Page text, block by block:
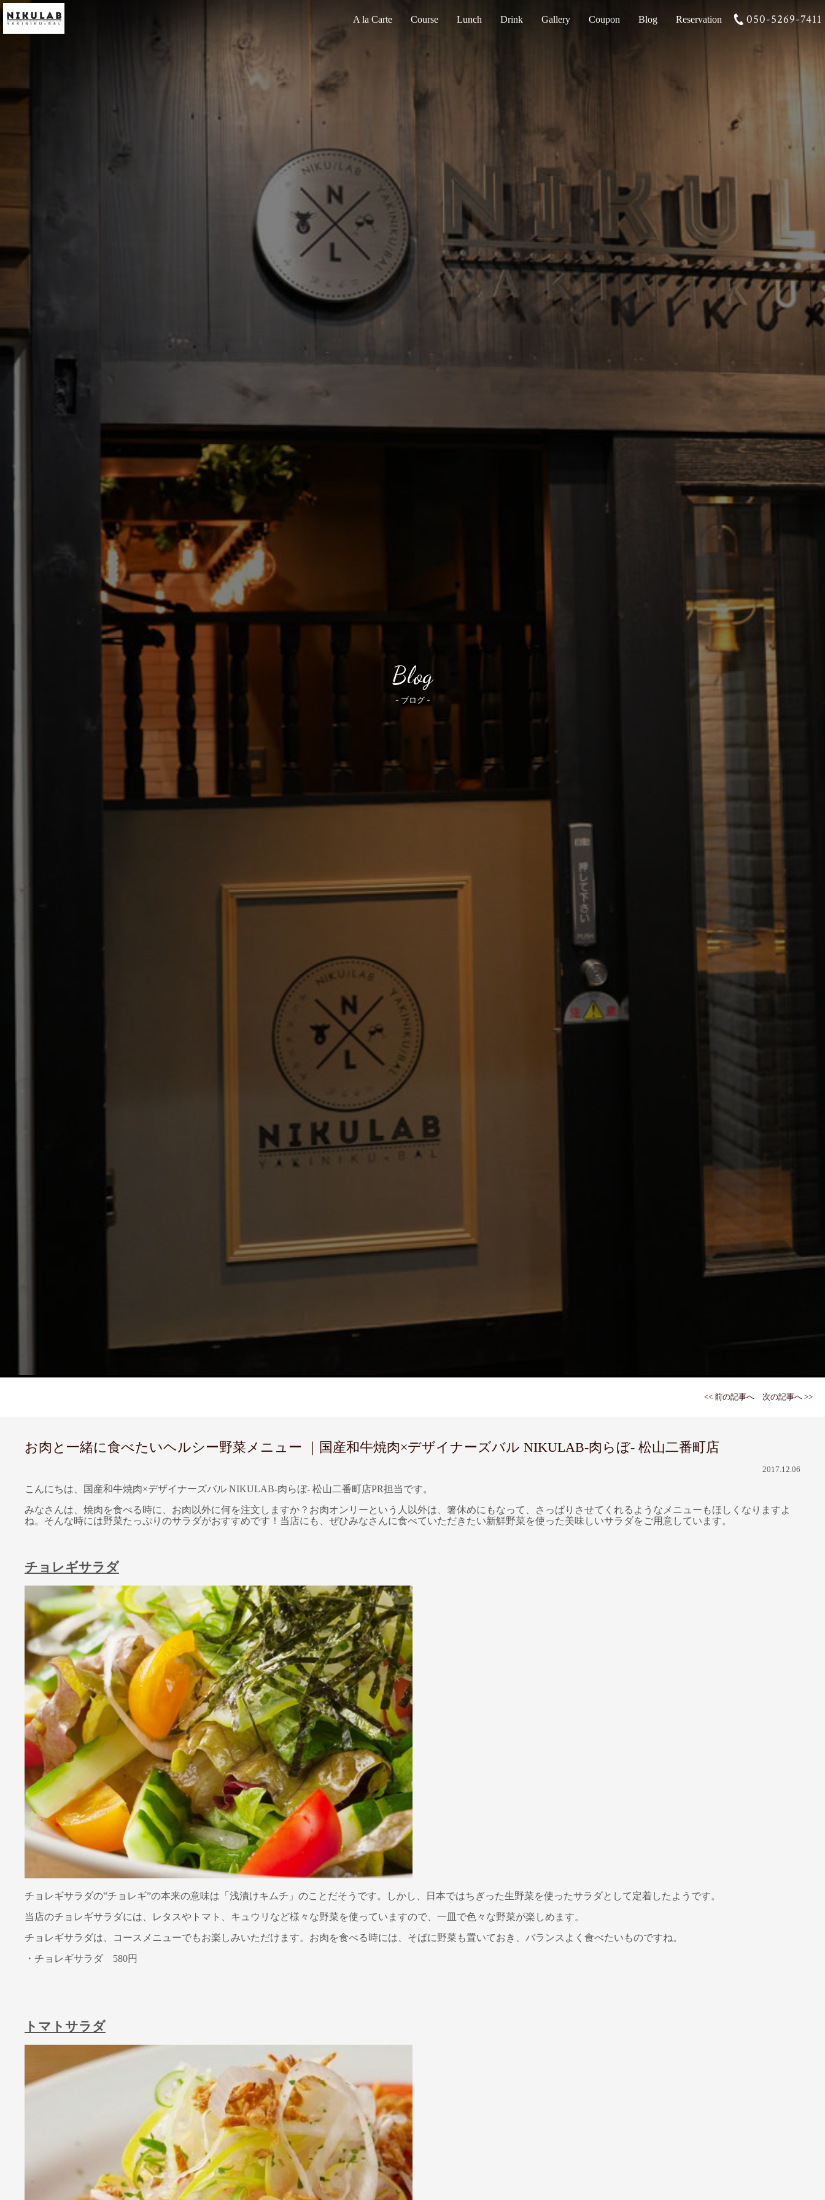
A la Carte Course Lunch Drink Gallery Coupon Blog Reservation 050-5269-7411
Blog
- ブログ -
<< 前の記事へ 次の記事へ >>
お肉と一緒に食べたいヘルシー野菜メニュー ｜国産和牛焼肉×デザイナーズバル NIKULAB-肉らぼ- 松山二番町店
2017.12.06
こんにちは、国産和牛焼肉×デザイナーズバル NIKULAB-肉らぼ- 松山二番町店PR担当です。
みなさんは、焼肉を食べる時に、お肉以外に何を注文しますか？お肉オンリーという人以外は、箸休めにもなって、さっぱりさせてくれるようなメニューもほしくなりますよ
ね。そんな時には野菜たっぷりのサラダがおすすめです！当店にも、ぜひみなさんに食べていただきたい新鮮野菜を使った美味しいサラダをご用意しています。
チョレギサラダ
チョレギサラダの‟チョレギ”の本来の意味は「浅漬けキムチ」のことだそうです。しかし、日本ではちぎった生野菜を使ったサラダとして定着したようです。
当店のチョレギサラダには、レタスやトマト、キュウリなど様々な野菜を使っていますので、一皿で色々な野菜が楽しめます。
チョレギサラダは、コースメニューでもお楽しみいただけます。お肉を食べる時には、そばに野菜も置いておき、バランスよく食べたいものですね。
・チョレギサラダ 580円
トマトサラダ